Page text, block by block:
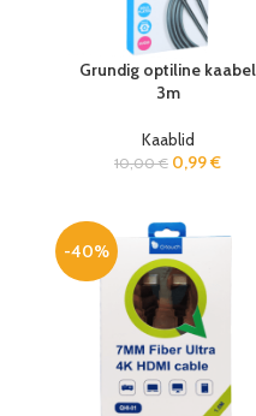
Grundig optiline kaabel
3m
Kaablid
10,00€ 0,99€
-40%